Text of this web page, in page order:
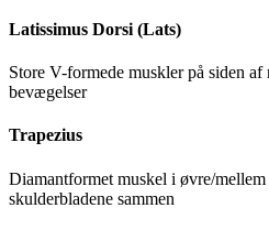
Latissimus Dorsi (Lats)
Store V-formede muskler på siden
bevægelser
Trapezius
Diamantformet muskel i øvre/
skulderbladene sammen